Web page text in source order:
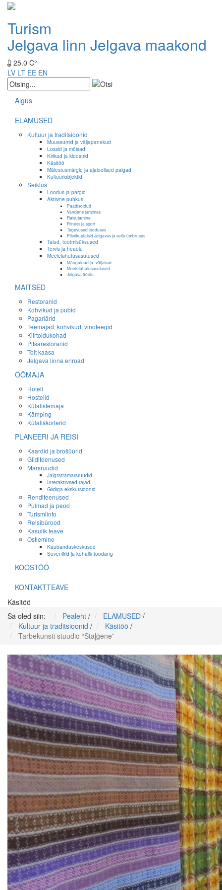
Turism
Jelgava linn Jelgava maakond
25.0 C°
LV LT EE EN
Algus
ELAMUSED
Kultuur ja traditsioonid
Muuseumid ja väljapanekud
Lossid ja mõisad
Kirikud ja kloostrid
Käsitöö
Mälestusmärgid ja ajaloolised paigad
Kultuuriobjektid
Seiklus
Loodus ja pargid
Aktiivne puhkus
Paadisõidud
Vandens turizmas
Ratsutamine
Fitness ja sport
Tegevused looduses
Piknikuplatsid Jelgavas ja selle ümbruses
Talud, tootmisüksused
Tervis ja heaolu
Meelelahutusasutused
Mängutoad ja -väljakud
Meelelahutusasutused
Jelgava ööelu
MAITSED
Restoranid
Kohvikud ja pubid
Pagariärid
Teemajad, kohvikud, vinoteegid
Kiirtoidukohad
Pitsarestoranid
Toit kaasa
Jelgava linna eriroad
ÖÖMAJA
Hotell
Hostelid
Külalistemaja
Kämping
Külaliskorterid
PLANEERI JA REISI
Kaardid ja brošüürid
Giiditeenused
Marsruudid
Jalgrattamarsruudid
Interaktiivsed rajad
Giidiga ekskursioonid
Renditeenused
Pulmad ja peod
Turismiinfo
Reisibürood
Kasulik teave
Ostlemine
Kaubanduskeskused
Suveniirid ja kohalik toodang
KOOSTÖÖ
KONTAKTTEAVE
Käsitöö
Sa oled siin:
Pealeht / ELAMUSED /
Kultuur ja traditsioonid / Käsitöö /
Tarbekunsti stuudio “Staļģene”